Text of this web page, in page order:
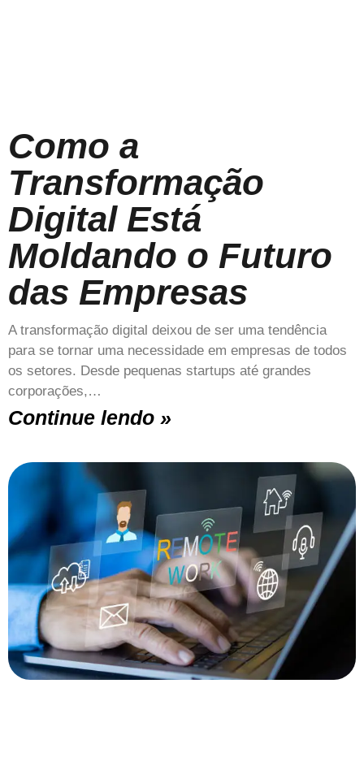
Como a
Transformação
Digital Está
Moldando o Futuro
das Empresas
A transformação digital deixou de ser uma tendência
para se tornar uma necessidade em empresas de todos
os setores. Desde pequenas startups até grandes
corporações,…
Continue lendo »